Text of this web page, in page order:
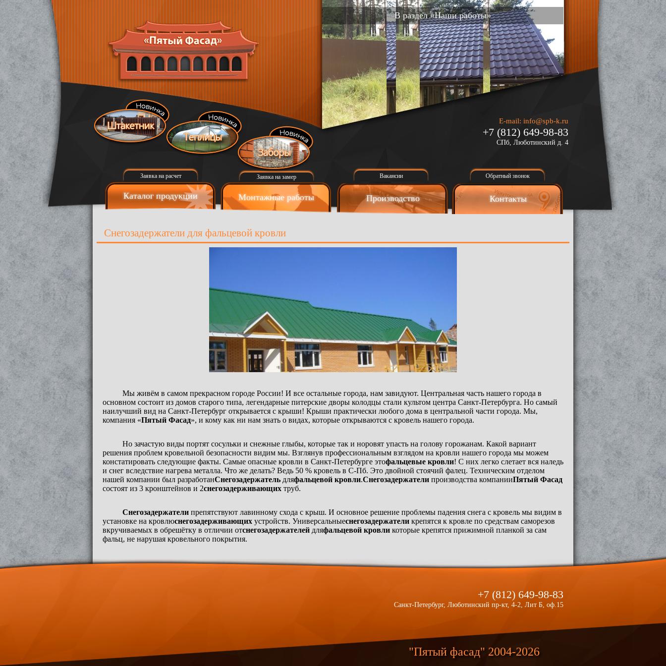
В раздел «Наши работы»
Заявка на расчет Заявка на замер Вакансии Обратный звонок
E-mail: info@spb-k.ru
+7 (812) 649-98-83
СПб, Люботинский д. 4
Каталог продукции Монтажные работы Производство Контакты
Снегозадержатели для фальцевой кровли
Мы живём в самом прекрасном городе России! И все остальные города, нам завидуют. Центральная часть нашего города в
основном состоит из домов старого типа, легендарные питерские дворы колодцы стали культом центра Санкт-Петербурга. Но самый
наилучший вид на Санкт-Петербург открывается с крыши! Крыши практически любого дома в центральной части города. Мы,
компания «Пятый Фасад», и кому как ни нам знать о видах, которые открываются с кровель нашего города.
Но зачастую виды портят сосульки и снежные глыбы, которые так и норовят упасть на голову горожанам. Какой вариант
решения проблем кровельной безопасности видим мы. Взглянув профессиональным взглядом на кровли нашего города мы можем
констатировать следующие факты. Самые опасные кровли в Санкт-Петербурге этофальцевые кровли! С них легко слетает вся наледь
и снег вследствие нагрева металла. Что же делать? Ведь 50 % кровель в С-Пб. Это двойной стоячий фалец. Техническим отделом
нашей компании был разработанСнегозадержатель дляфальцевой кровли.Снегозадержатели производства компанииПятый Фасад
состоят из 3 кронштейнов и 2снегозадерживающих труб.
Снегозадержатели препятствуют лавинному схода с крыш. И основное решение проблемы падения снега с кровель мы видим в
установке на кровлюснегозадерживающих устройств. Универсальныеснегозадержатели крепятся к кровле по средствам саморезов
вкручиваемых в обрешётку в отличии отснегозадержателей дляфальцевой кровли которые крепятся прижимной планкой за сам
фальц, не нарушая кровельного покрытия.
"Пятый фасад" 2004-2026
+7 (812) 649-98-83
Санкт-Петербург, Люботинский пр-кт, 4-2, Лит Б, оф.15